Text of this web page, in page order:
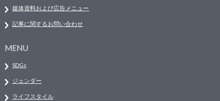
媒体資料および広告メニュー
記事に関するお問い合わせ
MENU
SDGs
ジェンダー
ライフスタイル